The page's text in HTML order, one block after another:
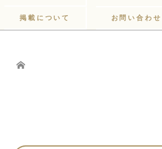
掲載について お問い合わせ
Home